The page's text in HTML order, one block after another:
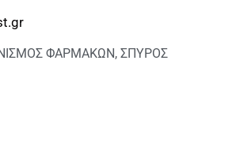
ΦΑΡΜΑΚΩΝ, ΣΠΥΡΟΣ